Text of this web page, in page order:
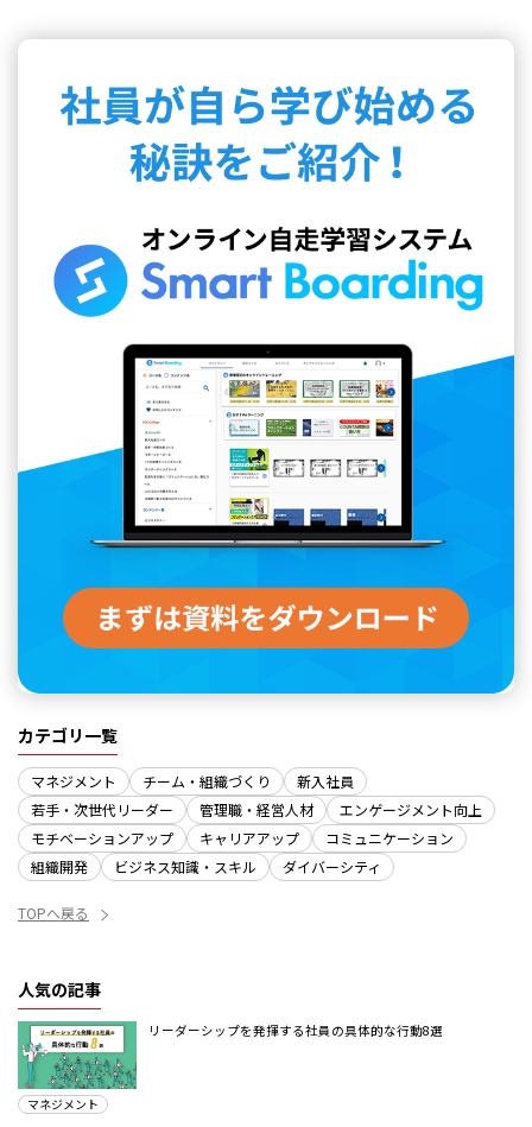
カテゴリ一覧
マネジメント チーム・組織づくり
新入社員
若手・次世代リーダー
管理職・経営人材
エンゲージメント向上
モチベーションアップ
キャリアアップ
コミュニケーション
組織開発
ビジネス知識・スキル ダイバーシティ
TOPへ戻る
人気の記事
リーダーシップを発揮する社員の具体的な行動8選
マネジメント